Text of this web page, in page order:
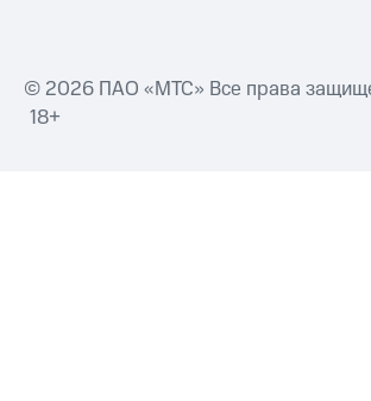
© 2026 ПАО «МТС» Все права
18+